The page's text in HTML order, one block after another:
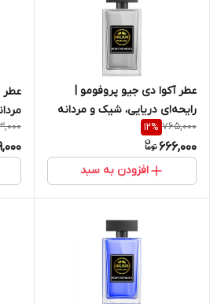
عطر آکوا دی جیو پروفومو |
رایحه‌ای دریایی، شیک و مردانه
765,000
12%
666,000
افزودن به سبد
عطر